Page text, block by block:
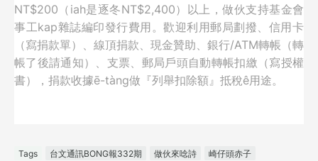
NT$200（iah是逐冬NT$2,400）以上，做伙支持基金會
事工kap雜誌編印發行費用。歡迎利用郵局劃撥、信用卡
（寫捐款單）、線頂捐款、現金贊助、銀行/ATM轉帳（轉
帳了後請通知）、支票、郵局戶頭自動轉帳扣繳（寫授權
書），捐款收據ē-tàng做『列舉扣除額』抵稅ê用途。
Tags 台文通訊BONG報332期 做伙來唸詩 崎仔頭赤子